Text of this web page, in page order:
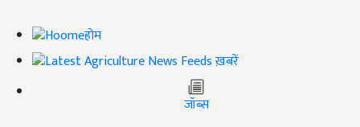
होम
ख़बरें
जॉब्स